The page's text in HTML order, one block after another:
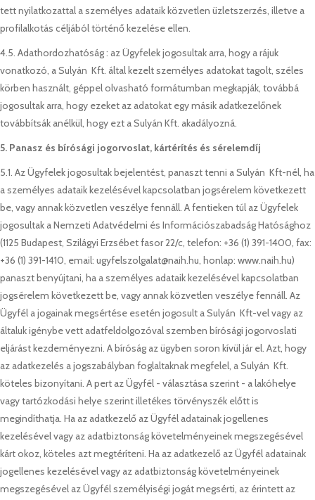
tett nyilatkozattal a személyes adataik közvetlen üzletszerzés, illetve a
profilalkotás céljából történő kezelése ellen.
4.5. Adathordozhatóság : az Ügyfelek jogosultak arra, hogy a rájuk
vonatkozó, a Sulyán Kft. által kezelt személyes adatokat tagolt, széles
körben használt, géppel olvasható formátumban megkapják, továbbá
jogosultak arra, hogy ezeket az adatokat egy másik adatkezelőnek
továbbítsák anélkül, hogy ezt a Sulyán Kft. akadályozná.
5. Panasz és bírósági jogorvoslat, kártérítés és sérelemdíj
5.1. Az Ügyfelek jogosultak bejelentést, panaszt tenni a Sulyán Kft-nél, ha
a személyes adataik kezelésével kapcsolatban jogsérelem következett
be, vagy annak közvetlen veszélye fennáll. A fentieken túl az Ügyfelek
jogosultak a Nemzeti Adatvédelmi és Információszabadság Hatósághoz
(1125 Budapest, Szilágyi Erzsébet fasor 22/c, telefon: +36 (1) 391-1400, fax:
+36 (1) 391-1410, email: ugyfelszolgalat@naih.hu, honlap: www.naih.hu)
panaszt benyújtani, ha a személyes adataik kezelésével kapcsolatban
jogsérelem következett be, vagy annak közvetlen veszélye fennáll. Az
Ügyfél a jogainak megsértése esetén jogosult a Sulyán Kft-vel vagy az
általuk igénybe vett adatfeldolgozóval szemben bírósági jogorvoslati
eljárást kezdeményezni. A bíróság az ügyben soron kívül jár el. Azt, hogy
az adatkezelés a jogszabályban foglaltaknak megfelel, a Sulyán Kft.
köteles bizonyítani. A pert az Ügyfél - választása szerint - a lakóhelye
vagy tartózkodási helye szerint illetékes törvényszék előtt is
megindíthatja. Ha az adatkezelő az Ügyfél adatainak jogellenes
kezelésével vagy az adatbiztonság követelményeinek megszegésével
kárt okoz, köteles azt megtéríteni. Ha az adatkezelő az Ügyfél adatainak
jogellenes kezelésével vagy az adatbiztonság követelményeinek
megszegésével az Ügyfél személyiségi jogát megsérti, az érintett az